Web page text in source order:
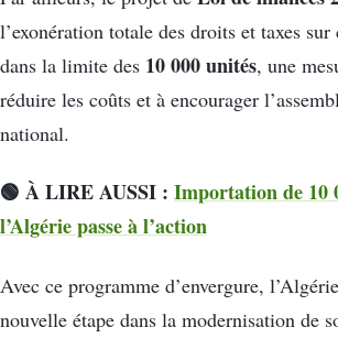
l’exonération totale des droits et taxes
dans la limite des 10 000 unités, une
réduire les coûts et à encourager
national.
🟢 À LIRE AUSSI : Importation de 10
l’Algérie passe à l’action
Avec ce programme d’envergure,
nouvelle étape dans la modernisation de